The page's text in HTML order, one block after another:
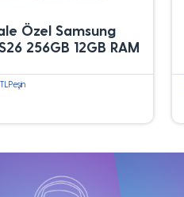
Özel Samsung
256GB 12GB RAM
TLPeşin